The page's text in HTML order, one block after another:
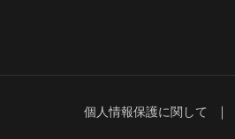
個人情報保護に関して